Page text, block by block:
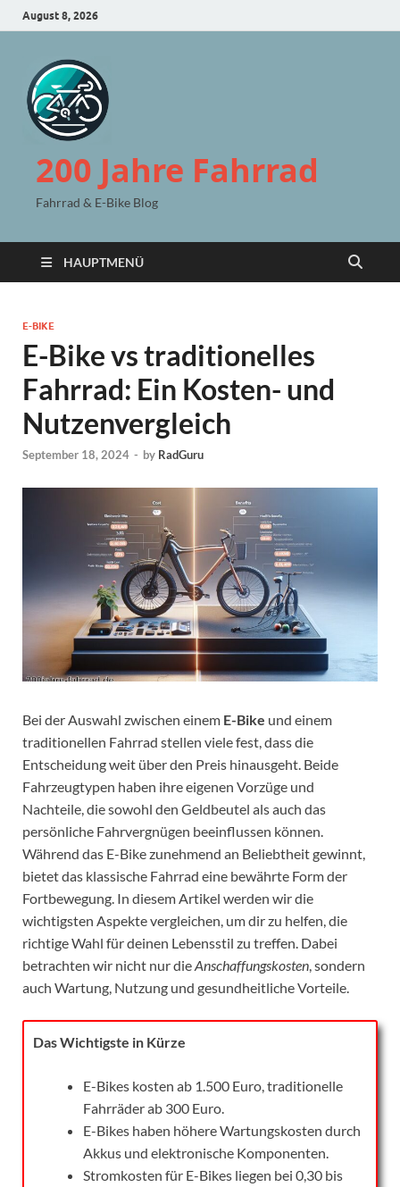
August 8, 2026
200 Jahre Fahrrad
Fahrrad & E-Bike Blog
HAUPTMENÜ
E-BIKE
E-Bike vs traditionelles
Fahrrad: Ein Kosten- und
Nutzenvergleich
September 18, 2024 - by RadGuru
Bei der Auswahl zwischen einem E-Bike und einem
traditionellen Fahrrad stellen viele fest, dass die
Entscheidung weit über den Preis hinausgeht. Beide
Fahrzeugtypen haben ihre eigenen Vorzüge und
Nachteile, die sowohl den Geldbeutel als auch das
persönliche Fahrvergnügen beeinflussen können.
Während das E-Bike zunehmend an Beliebtheit gewinnt,
bietet das klassische Fahrrad eine bewährte Form der
Fortbewegung. In diesem Artikel werden wir die
wichtigsten Aspekte vergleichen, um dir zu helfen, die
richtige Wahl für deinen Lebensstil zu treffen. Dabei
betrachten wir nicht nur dieAnschaffungskosten , sondern
auch Wartung, Nutzung und gesundheitliche Vorteile.
Das Wichtigste in Kürze
E-Bikes kosten ab 1.500 Euro, traditionelle
Fahrräder ab 300 Euro.
E-Bikes haben höhere Wartungskosten durch
Akkus und elektronische Komponenten.
Stromkosten für E-Bikes liegen bei 0,30 bis